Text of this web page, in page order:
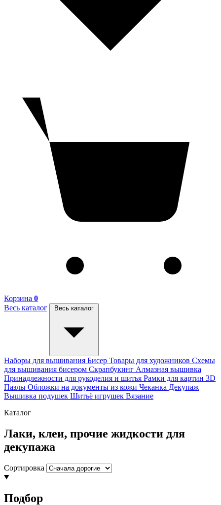
Корзина 0
Весь каталог
Весь каталог
Наборы для вышивания Бисер Товары для художников Схемы
для вышивания бисером Скрапбукинг Алмазная вышивка
Принадлежности для рукоделия и шитья Рамки для картин 3D
Пазлы Обложки на документы из кожи Чеканка Декупаж
Вышивка подушек Шитьё игрушек Вязание
Каталог
Лаки, клеи, прочие жидкости для
декупажа
Сортировка
Подбор